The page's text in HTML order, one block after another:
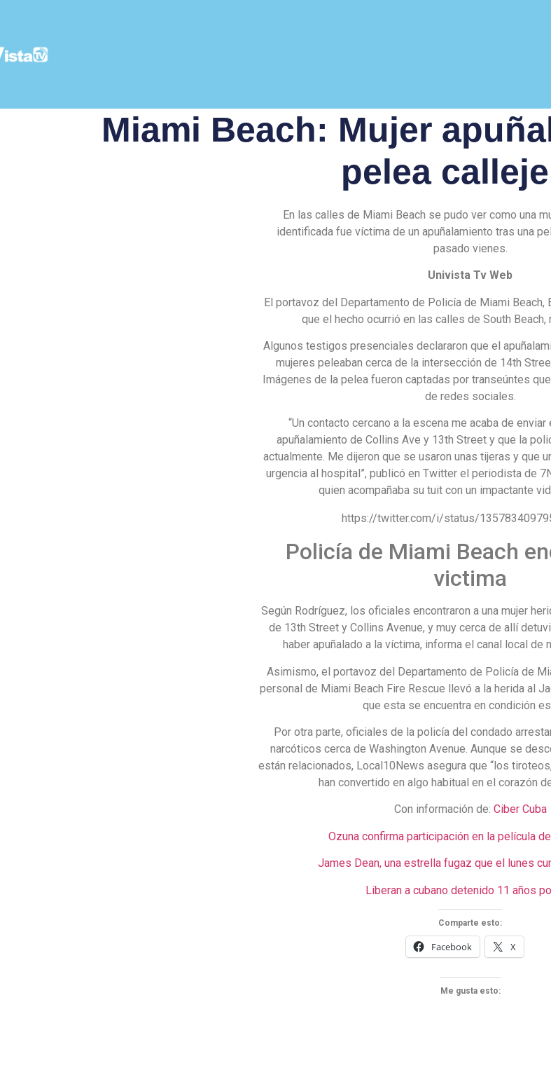
Miami Beach: Mujer
pelea
En las calles de Miami Beach se pudo ver como una
identificada fue víctima de un apuñalamiento tras una
pasado vienes.
Univista Tv Web
El portavoz del Departamento de Policía de Miami Beach,
que el hecho ocurrió en las calles de South Beach,
Algunos testigos presenciales declararon que el
mujeres peleaban cerca de la intersección de 14th
Imágenes de la pelea fueron captadas por transeúntes
de redes sociales.
“Un contacto cercano a la escena me acaba de
apuñalamiento de Collins Ave y 13th Street y que la
actualmente. Me dijeron que se usaron unas tijeras y que
urgencia al hospital”, publicó en Twitter el periodista de
quien acompañaba su tuit con un impactante
https://twitter.com/i/status/
Policía de Miami Beach
victima
Según Rodríguez, los oficiales encontraron a una mujer
de 13th Street y Collins Avenue, y muy cerca de allí
haber apuñalado a la víctima, informa el canal local de
Asimismo, el portavoz del Departamento de Policía de
personal de Miami Beach Fire Rescue llevó a la herida al
que esta se encuentra en condición
Por otra parte, oficiales de la policía del condado
narcóticos cerca de Washington Avenue. Aunque se
están relacionados, Local10News asegura que “los
han convertido en algo habitual en el corazón
Con información de: Ciber Cuba
Ozuna confirma participación en la película
James Dean, una estrella fugaz que el lunes
Liberan a cubano detenido 11 años
Comparte esto:
Facebook X
Me gusta esto: